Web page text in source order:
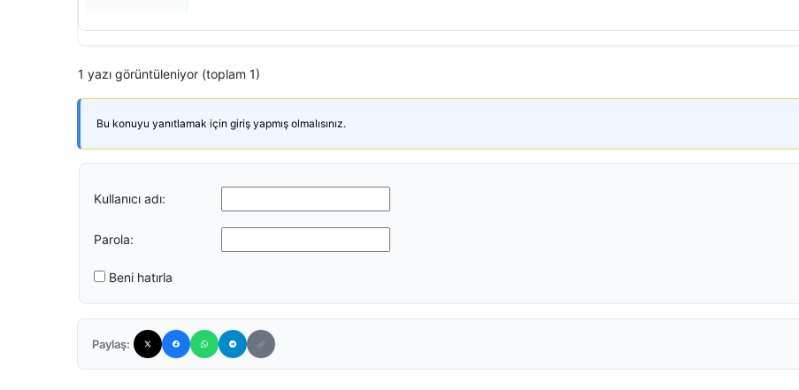
1 yazı görüntüleniyor (toplam 1)
Bu konuyu yanıtlamak için giriş yapmış olmalısınız.
Kullanıcı adı:
Parola:
Beni hatırla
Paylaş: